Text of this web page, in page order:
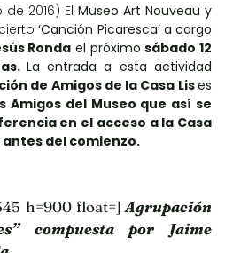
2016) El Museo Art Nouveau y
‘Canción Picaresca’ a cargo
Ronda el próximosábado 12
La entrada a esta actividad
de Amigos de la Casa Lises
Amigos del Museo que así se
en el acceso a la Casa
del comienzo.
h=900 float=] Agrupación
compuesta por Jaime